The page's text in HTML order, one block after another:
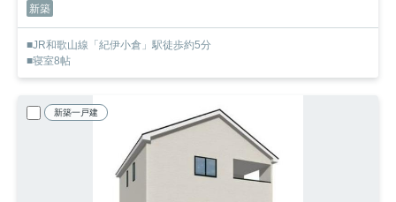
新築
■JR和歌山線「紀伊小倉」駅徒歩約5分
■寝室8帖
新築一戸建